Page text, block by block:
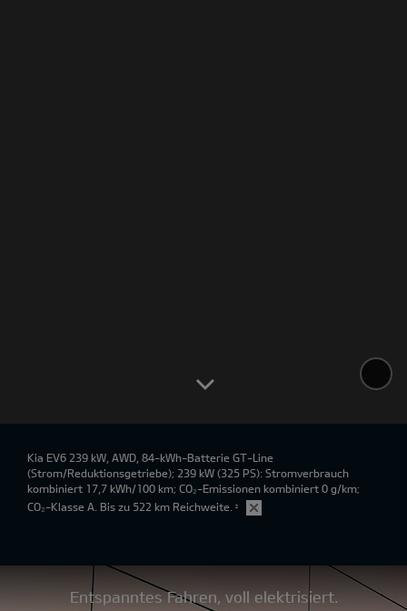
Kia EV6 239 kW, AWD, 84-kWh-Batterie GT-Line
(Strom/Reduktionsgetriebe); 239 kW (325 PS): Stromverbrauch
kombiniert 17,7 kWh/100 km; CO₂-Emissionen kombiniert 0 g/km;
CO₂-Klasse A. Bis zu 522 km Reichweite. ²
Entspanntes Fahren, voll elektrisiert.